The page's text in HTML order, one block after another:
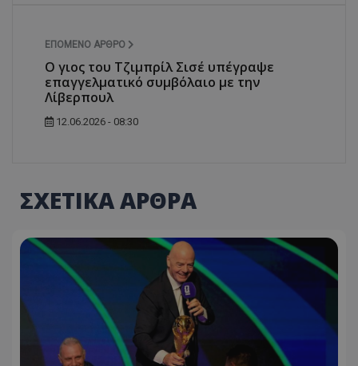
ΕΠΌΜΕΝΟ ΆΡΘΡΟ
Ο γιος του Τζιμπρίλ Σισέ υπέγραψε
επαγγελματικό συμβόλαιο με την
Λίβερπουλ
12.06.2026 - 08:30
ΣΧΕΤΙΚΑ ΑΡΘΡΑ